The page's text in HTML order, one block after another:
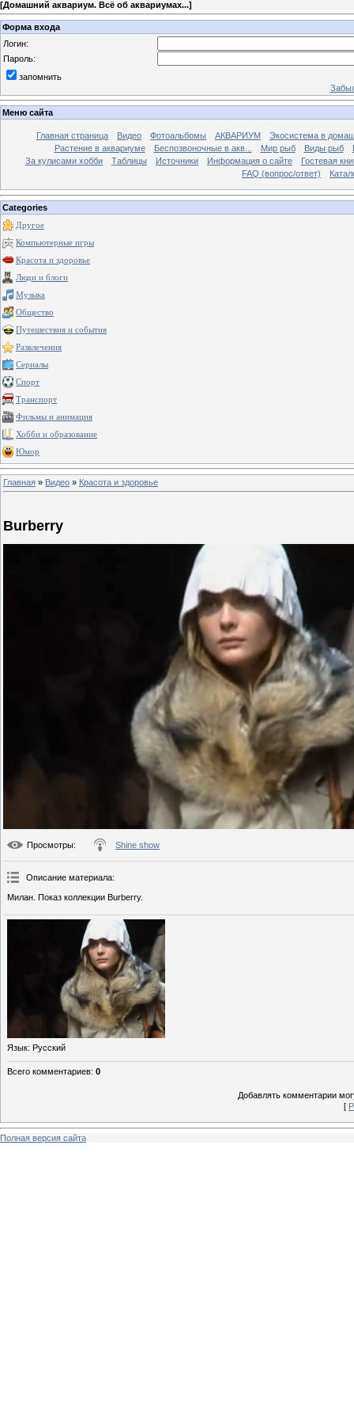
[Домашний аквариум. Всё об аквариумах...]
Форма входа
Логин:
Пароль:
запомнить
Меню сайта
Главная страница Видео Фотоальбомы АКВАРИУМ
Экосистема в
Растение в аквариуме
Беспозвоночные в акв... Мир рыб Виды рыб
За кулисами хобби
Таблицы Источники Информация о сайте
Гостевая
FAQ (вопрос/ответ)
Categories
Другое
Компьютерные игры
Красота и здоровье
Люди и блоги
Музыка
Общество
Путешествия и события
Развлечения
Сериалы
Спорт
Транспорт
Фильмы и анимация
Хобби и образование
Юмор
Главная » Видео » Красота и здоровье
Burberry
Просмотры: Shine show
Описание материала:
Милан. Показ коллекции Burberry.
Язык: Русский
Всего комментариев: 0
Добавлять комментарии
[
Полная версия сайта